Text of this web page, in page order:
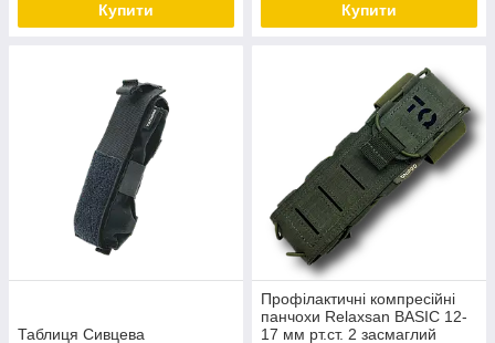
Купити Купити
Таблиця Сивцева
Профілактичні компресійні
панчохи Relaxsan BASIC 12-
17 мм рт.ст. 2 засмаглий